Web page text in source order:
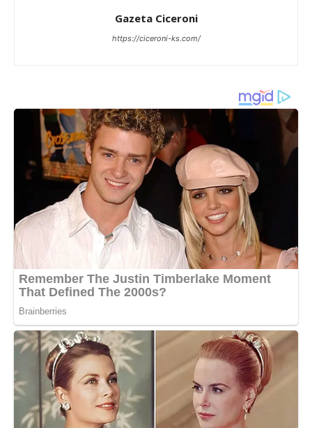
Gazeta Ciceroni
https://ciceroni-ks.com/